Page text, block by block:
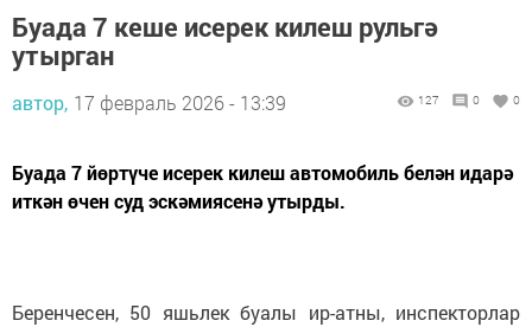
Буада 7 кеше исерек килеш рульгә
утырган
автор, 17 февраль 2026 - 13:39 127 0 0
Буада 7 йөртүче исерек килеш автомобиль белән идарә
иткән өчен суд эскәмиясенә утырды.
Беренчесен, 50 яшьлек буалы ир-атны, инспекторлар